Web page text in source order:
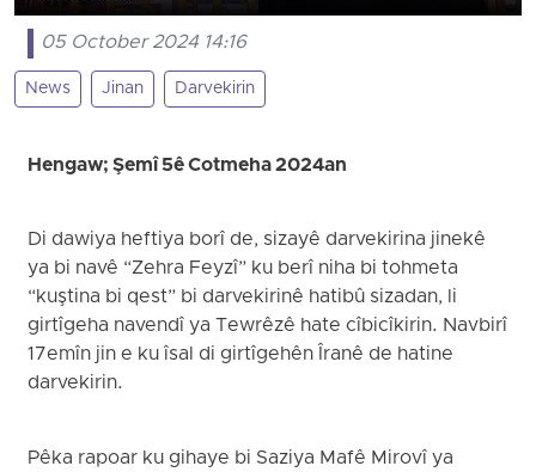
05 October 2024 14:16
News Jinan Darvekirin
Hengaw; Şemî 5ê Cotmeha 2024an
Di dawiya heftiya borî de, sizayê darvekirina jinekê
ya bi navê “Zehra Feyzî” ku berî niha bi tohmeta
“kuştina bi qest” bi darvekirinê hatibû sizadan, li
girtîgeha navendî ya Tewrêzê hate cîbicîkirin. Navbirî
17emîn jin e ku îsal di girtîgehên Îranê de hatine
darvekirin.
Pêka rapoar ku gihaye bi Saziya Mafê Mirovî ya